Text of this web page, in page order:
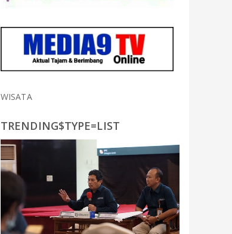
WISATA
TRENDING$TYPE=LIST